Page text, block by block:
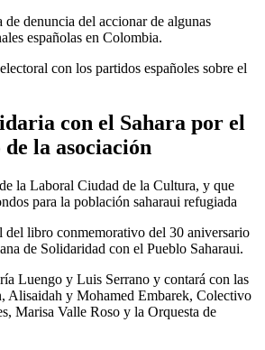
de denuncia del accionar de algunas
españolas en Colombia.
con los partidos españoles sobre el
con el Sahara por el
la asociación
la Laboral Ciudad de la Cultura, y que
para la población saharaui refugiada
del libro conmemorativo del 30 aniversario
de Solidaridad con el Pueblo Saharaui.
Luengo y Luis Serrano y contará con las
Alisaidah y Mohamed Embarek, Colectivo
Marisa Valle Roso y la Orquesta de